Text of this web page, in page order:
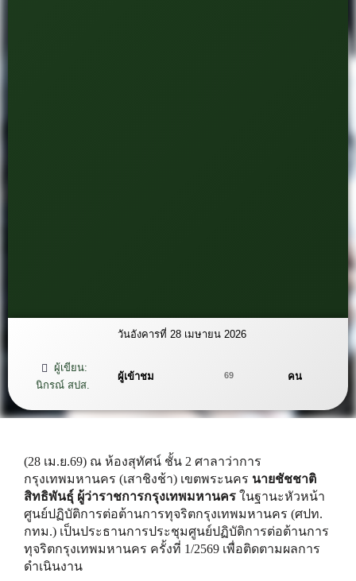
วันอังคารที่ 28 เมษายน 2026
ผู้เขียน:
นิกรณ์ สปส.
ผู้เข้าชม 69 คน
(28 เม.ย.69) ณ ห้องสุทัศน์ ชั้น 2 ศาลาว่าการ
กรุงเทพมหานคร (เสาชิงช้า) เขตพระนคร นายชัชชาติ
สิทธิพันธุ์ ผู้ว่าราชการกรุงเทพมหานคร ในฐานะหัวหน้า
ศูนย์ปฏิบัติการต่อต้านการทุจริตกรุงเทพมหานคร (ศปท.
กทม.) เป็นประธานการประชุมศูนย์ปฏิบัติการต่อต้านการ
ทุจริตกรุงเทพมหานคร ครั้งที่ 1/2569 เพื่อติดตามผลการ
ดำเนินงาน